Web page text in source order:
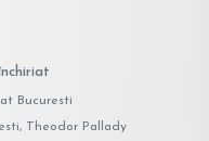
Bucuresti
Theodor Pallady